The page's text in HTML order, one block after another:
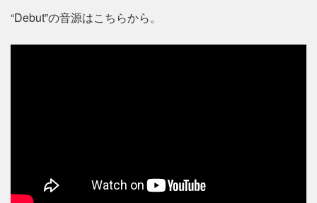
“Debut”の音源はこちらから。